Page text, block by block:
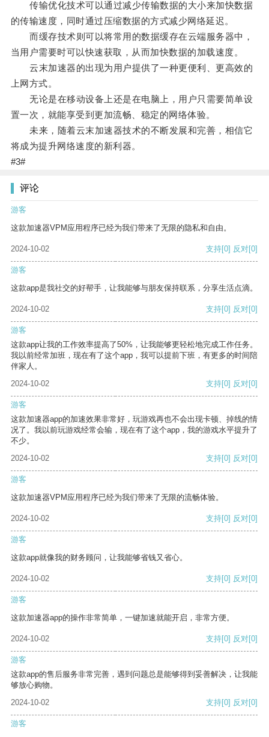
传输优化技术可以通过减少传输数据的大小来加快数据
的传输速度，同时通过压缩数据的方式减少网络延迟。
而缓存技术则可以将常用的数据缓存在云端服务器中，
当用户需要时可以快速获取，从而加快数据的加载速度。
云末加速器的出现为用户提供了一种更便利、更高效的
上网方式。
无论是在移动设备上还是在电脑上，用户只需要简单设
置一次，就能享受到更加流畅、稳定的网络体验。
未来，随着云末加速器技术的不断发展和完善，相信它
将成为提升网络速度的新利器。
#3#
评论
游客
这款加速器VPM应用程序已经为我们带来了无限的隐私和自由。
2024-10-02 支持[0] 反对[0]
游客
这款app是我社交的好帮手，让我能够与朋友保持联系，分享生活点滴。
2024-10-02 支持[0] 反对[0]
游客
这款app让我的工作效率提高了50%，让我能够更轻松地完成工作任务。
我以前经常加班，现在有了这个app，我可以提前下班，有更多的时间陪
伴家人。
2024-10-02
支持[0] 反对[0]
游客
这款加速器app的加速效果非常好，玩游戏再也不会出现卡顿、掉线的情
况了。我以前玩游戏经常会输，现在有了这个app，我的游戏水平提升了
不少。
2024-10-02
支持[0] 反对[0]
游客
这款加速器VPM应用程序已经为我们带来了无限的流畅体验。
2024-10-02 支持[0] 反对[0]
游客
这款app就像我的财务顾问，让我能够省钱又省心。
2024-10-02 支持[0] 反对[0]
游客
这款加速器app的操作非常简单，一键加速就能开启，非常方便。
2024-10-02 支持[0] 反对[0]
游客
这款app的售后服务非常完善，遇到问题总是能够得到妥善解决，让我能
够放心购物。
2024-10-02
支持[0] 反对[0]
游客